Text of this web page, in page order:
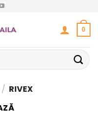
0
/ RIVEX